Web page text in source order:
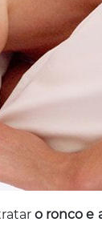
o ronco e